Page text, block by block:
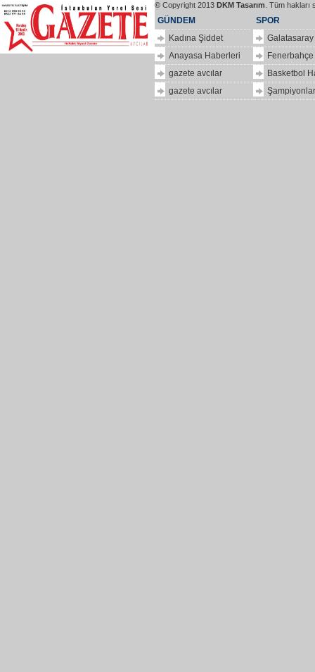
© Copyright 2013 DKM Tasarım . Tüm hakları
GÜNDEM
Kadına Şiddet
Anayasa Haberleri
gazete avcılar
gazete avcılar
SPOR
Galatasaray
Fenerbahçe
Basketbol